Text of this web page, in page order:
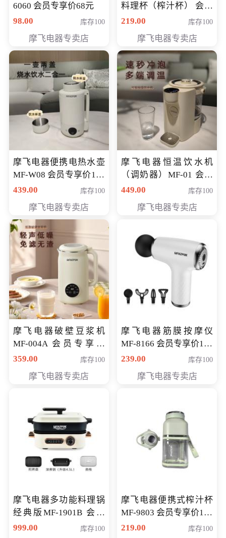
6060 会员专享价68元
98.00
库存100
摩飞电器专卖店
料理杯（榨汁杯） 会员
专享价118元
219.00 库存100
摩飞电器专卖店
摩飞电器便携电热水壶
MF-W08 会员专享价198
元
439.00 库存100
摩飞电器专卖店
摩飞电器恒温饮水机
（调奶器）MF-01 会员
专享价366元
449.00 库存100
摩飞电器专卖店
摩飞电器破壁豆浆机
MF-004A 会员专享价
168元
359.00 库存100
摩飞电器专卖店
摩飞电器筋膜按摩仪
MF-8166 会员专享价168
元
239.00 库存100
摩飞电器专卖店
摩飞电器多功能料理锅
经典版MF-1901B 会员
专享价399元
999.00 库存100
摩飞电器便携式榨汁杯
MF-9803 会员专享价138
元
219.00 库存100